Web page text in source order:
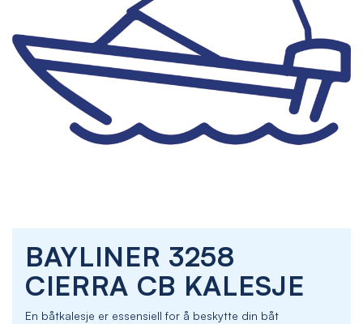
BAYLINER 3258
CIERRA CB KALESJE
En båtkalesje er essensiell for å beskytte din båt
the
beginning
the